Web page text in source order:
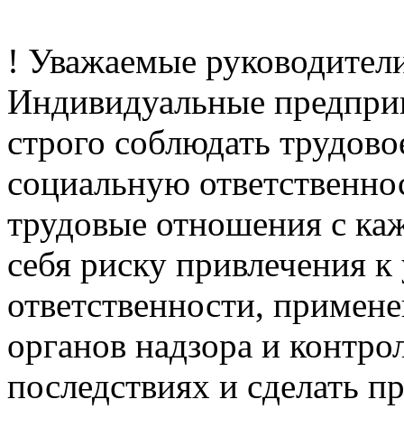
! Уважаемые
Индивидуальные
строго соблюдать
социальную
трудовые отношения с
себя риску привлечения
ответственности,
органов надзора и
последствиях и сделать